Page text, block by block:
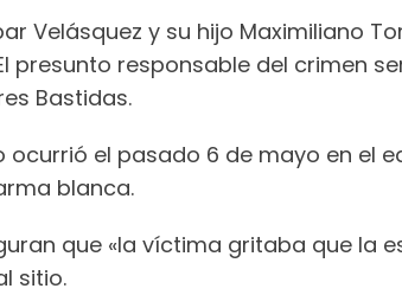
Velásquez y su hijo Maximiliano
presunto responsable del crimen
Bastidas.
ocurrió el pasado 6 de mayo en el
blanca.
que «la víctima gritaba que
sitio.